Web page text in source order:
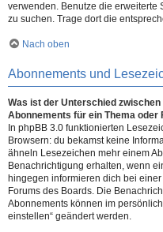
verwenden. Benutze die erweiterte
zu suchen. Trage dort die
Nach oben
Abonnements und
Was ist der Unterschied
Abonnements für ein Thema oder
In phpBB 3.0 funktionierten
Browsern: du bekamst keine
ähneln Lesezeichen mehr einem
Benachrichtigung erhalten, wenn
hingegen informieren dich bei
Forums des Boards. Die
Abonnements können im
einstellen“ geändert werden.